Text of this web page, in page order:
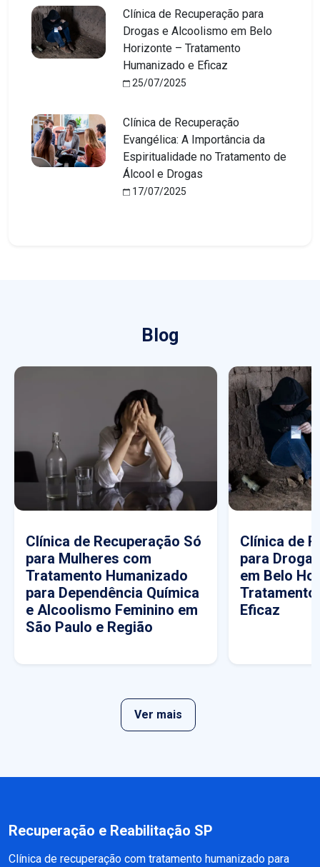
Clínica de Recuperação para
Drogas e Alcoolismo em Belo
Horizonte – Tratamento
Humanizado e Eficaz
25/07/2025
Clínica de Recuperação
Evangélica: A Importância da
Espiritualidade no Tratamento de
Álcool e Drogas
17/07/2025
Blog
Clínica de Recuperação Só
para Mulheres com
Tratamento Humanizado
para Dependência Química
e Alcoolismo Feminino em
São Paulo e Região
Clínica de
para
em Belo
Tratamento
Eficaz
Ver mais
Recuperação e Reabilitação SP
Clínica de recuperação com tratamento humanizado para